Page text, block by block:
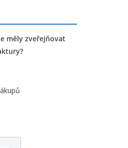
měly zveřejňovat